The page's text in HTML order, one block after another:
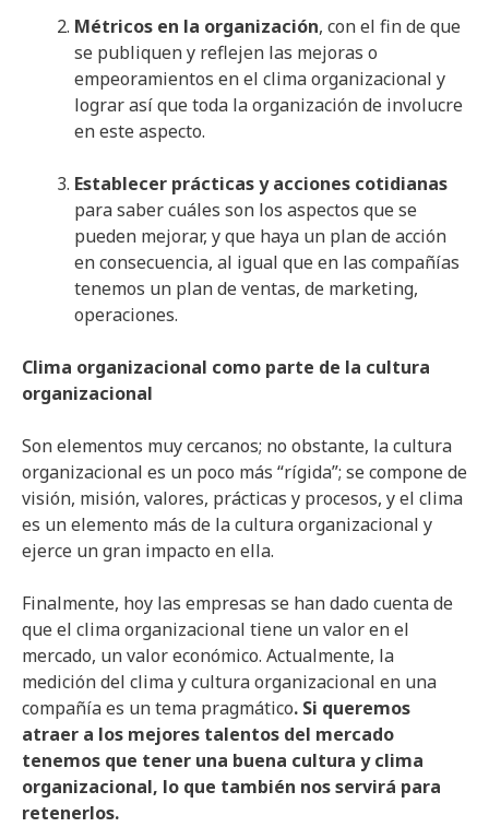
Métricos en la organización, con el fin de que
se publiquen y reflejen las mejoras o
empeoramientos en el clima organizacional y
lograr así que toda la organización de involucre
en este aspecto.
Establecer prácticas y acciones cotidianas
para saber cuáles son los aspectos que se
pueden mejorar, y que haya un plan de acción
en consecuencia, al igual que en las compañías
tenemos un plan de ventas, de marketing,
operaciones.
Clima organizacional como parte de la cultura
organizacional
Son elementos muy cercanos; no obstante, la cultura
organizacional es un poco más “rígida”; se compone de
visión, misión, valores, prácticas y procesos, y el clima
es un elemento más de la cultura organizacional y
ejerce un gran impacto en ella.
Finalmente, hoy las empresas se han dado cuenta de
que el clima organizacional tiene un valor en el
mercado, un valor económico. Actualmente, la
medición del clima y cultura organizacional en una
compañía es un tema pragmático. Si queremos
atraer a los mejores talentos del mercado
tenemos que tener una buena cultura y clima
organizacional, lo que también nos servirá para
retenerlos.